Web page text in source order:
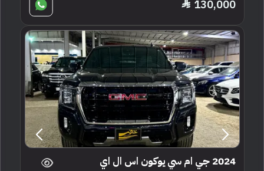
130,000
2024 جي ام سي يوكون اس ال اي